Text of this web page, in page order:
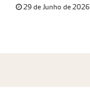
29 de Junho de 2026